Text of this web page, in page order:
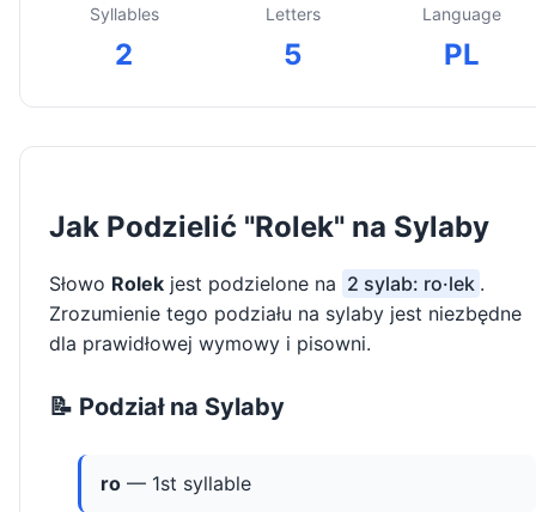
Syllables
2
Letters
5
Language
PL
Jak Podzielić "Rolek" na Sylaby
Słowo Rolek jest podzielone na 2 sylab: ro·lek .
Zrozumienie tego podziału na sylaby jest niezbędne
dla prawidłowej wymowy i pisowni.
📝 Podział na Sylaby
ro — 1st syllable